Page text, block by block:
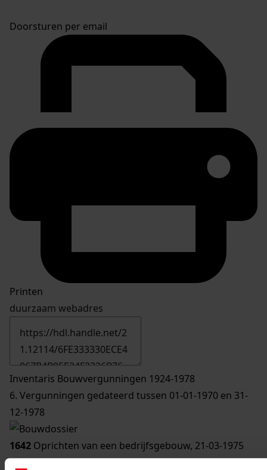
Doorsturen per email
Printen
duurzaam webadres
Inventaris Bouwvergunningen 1924-1978
6. Vergunningen gedateerd tussen 01-01-1970 en 31-
12-1978
1642 Oprichten van een bedrijfsgebouw, 21-03-1975
Datering: